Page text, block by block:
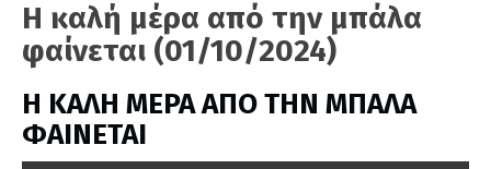
Η καλή μέρα από την μπάλα
φαίνεται (01/10/2024)
H ΚΑΛΗ ΜΕΡΑ ΑΠΟ ΤΗΝ ΜΠΑΛΑ
ΦΑΙΝΕΤΑΙ